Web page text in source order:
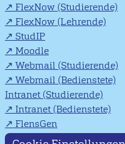
FlexNow (Studierende)
FlexNow (Lehrende)
StudIP
Moodle
Webmail (Studierende)
Webmail (Bedienstete)
Intranet (Studierende)
Intranet (Bedienstete)
FlensGen